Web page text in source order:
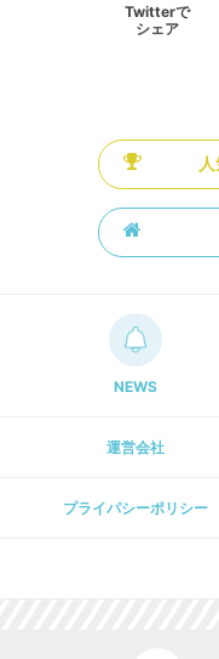
Twitterで
シェア
NEWS
運営会社
プライパシーポリシー